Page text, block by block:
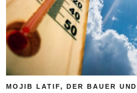
MOJIB LATIF, DER BAUER